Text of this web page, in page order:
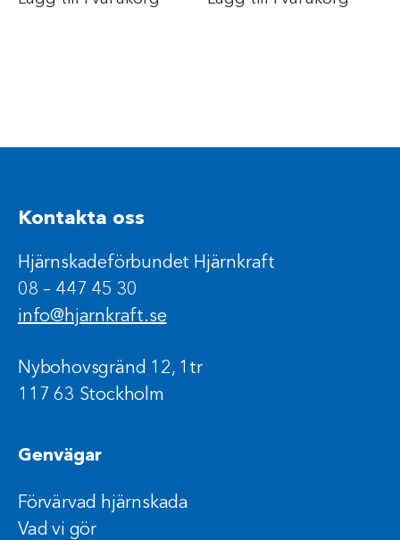
Kontakta oss
Hjärnskadeförbundet Hjärnkraft
08 – 447 45 30
info@hjarnkraft.se
Nybohovsgränd 12, 1tr
117 63 Stockholm
Genvägar
Förvärvad hjärnskada
Vad vi gör